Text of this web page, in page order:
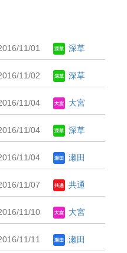
11/01 深草
11/02 深草
11/04 大宮
11/04 深草
11/04 瀬田
11/07 共通
11/10 大宮
11/11 瀬田